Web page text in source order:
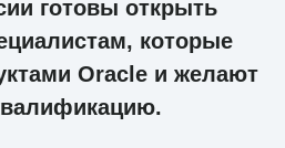
готовы открыть
которые
Oracle и желают